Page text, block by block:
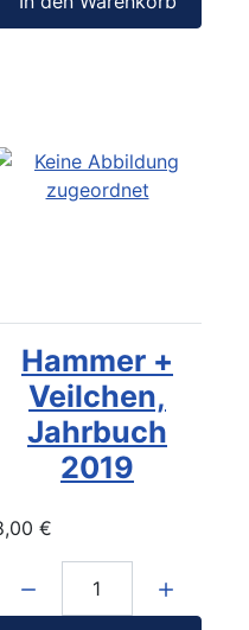
Hammer +
Veilchen,
Jahrbuch
2019
€